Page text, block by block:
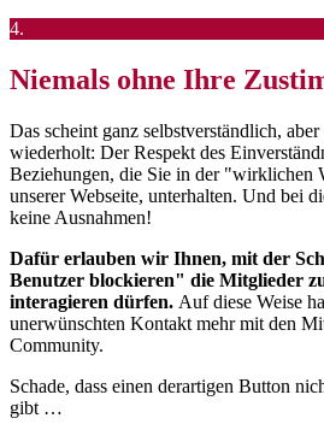
4.
Niemals ohne Ihre
Das scheint ganz selbstverständlich,
wiederholt: Der Respekt des
Beziehungen, die Sie in der "wirklichen
unserer Webseite, unterhalten. Und bei
keine Ausnahmen!
Dafür erlauben wir Ihnen, mit der
Benutzer blockieren" die Mitglieder
interagieren dürfen. Auf diese Weise
unerwünschten Kontakt mehr mit den
Community.
Schade, dass einen derartigen Button
gibt …